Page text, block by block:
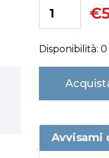
€
Disponibilità: 0
Avvisami